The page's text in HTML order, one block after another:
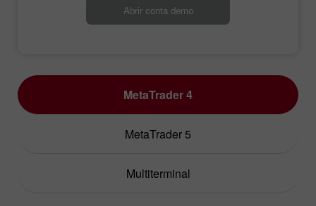
Abrir conta demo
MetaTrader 4
MetaTrader 5
Multiterminal